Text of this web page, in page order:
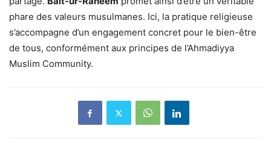
phare des valeurs musulmanes. Ici, la pratique religieuse
s’accompagne d’un engagement concret pour le bien-être
de tous, conformément aux principes de l’Ahmadiyya
Muslim Community.